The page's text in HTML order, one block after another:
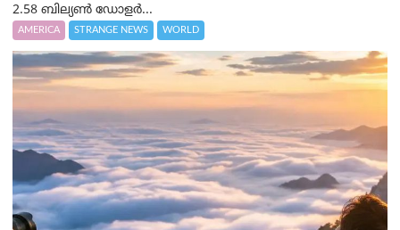
2.58 ബില്യൺ ഡോളർ...
AMERICA STRANGE NEWS WORLD